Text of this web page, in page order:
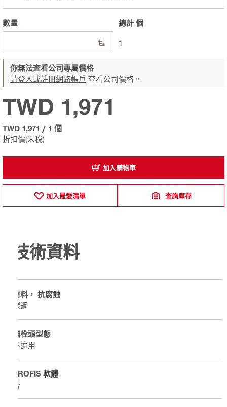
數量
包
總計 個
1
你無法查看公司專屬價格
請登入或註冊網路帳戶 查看公司價格。
折扣價(未稅)
TWD 1,971
TWD 1,971 / 1 個
加入購物車
加入最愛清單 查詢庫存
技術資料
材料， 抗腐蝕
碳鋼
錨栓頭型態
不適用
PROFIS 軟體
否